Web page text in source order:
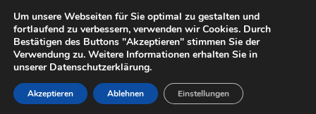
Inhalt
springen
Sanitär Installateur für Stall 9832
Um unsere Webseiten für Sie optimal zu gestalten und
fortlaufend zu verbessern, verwenden wir Cookies. Durch
Bestätigen des Buttons "Akzeptieren" stimmen Sie der
Verwendung zu. Weitere Informationen erhalten Sie in
unserer Datenschutzerklärung.
Akzeptieren Ablehnen Einstellungen